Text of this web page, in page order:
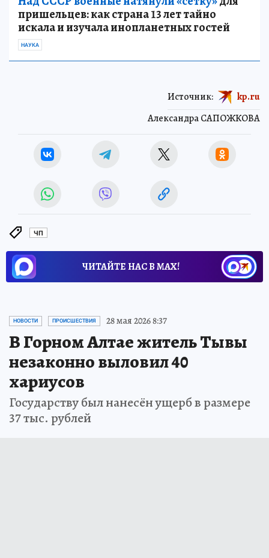
пришельцев: как страна 13 лет тайно
искала и изучала инопланетных гостей
НАУКА
Александра САПОЖКОВА
Источник: kp.ru
ЧП
ЧИТАЙТЕ НАС В МАХ!
НОВОСТИ ПРОИСШЕСТВИЯ 28 мая 2026 8:37
В Горном Алтае житель Тывы
незаконно выловил 40
хариусов
Государству был нанесён ущерб в размере
37 тыс. рублей